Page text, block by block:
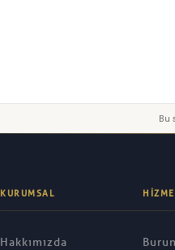
Bu
KURUMSAL
Hakkımızda